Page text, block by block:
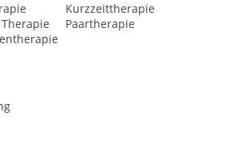
Kurzzeittherapie
Paartherapie